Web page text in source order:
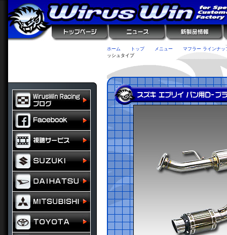
ホーム トップ メニュー
マフラー ラインナッ
ッシュタイプ